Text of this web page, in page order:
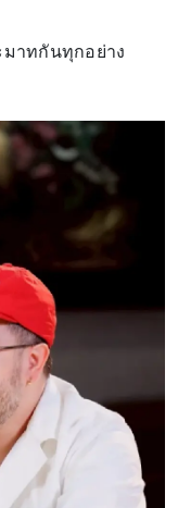
มาทกันทุกอย่าง